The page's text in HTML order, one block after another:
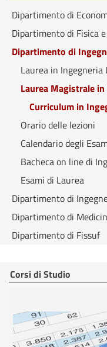
Dipartimento di
Dipartimento di Fisica
Dipartimento di
Laurea in
Laurea Magistrale
Curriculum in
Orario delle lezioni
Calendario degli
Bacheca on line di
Esami di Laurea
Dipartimento di
Dipartimento di
Dipartimento di Fissuf
Corsi di Studio